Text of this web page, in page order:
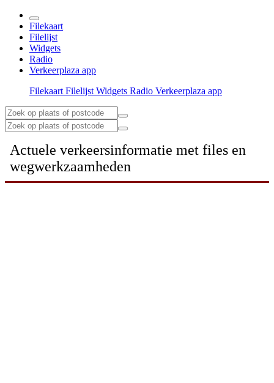
Filekaart
Filelijst
Widgets
Radio
Verkeerplaza app
Filekaart Filelijst Widgets Radio Verkeerplaza app
Actuele verkeersinformatie met files en
wegwerkzaamheden